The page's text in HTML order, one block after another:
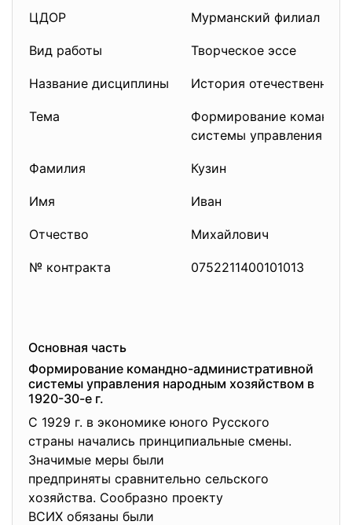
ЦДОР Мурманский филиал
Вид работы Творческое эссе
Название дисциплины История
Тема
Формирование
системы управления
Фамилия Кузин
Имя Иван
Отчество Михайлович
№ контракта 0752211400101013
Основная часть
Формирование командно-административной
системы управления народным хозяйством в
1920-30-е г.
С 1929 г. в экономике юного Русского
страны начались принципиальные смены.
Значимые меры были
предприняты сравнительно сельского
хозяйства. Сообразно проекту
ВСИХ обязаны были